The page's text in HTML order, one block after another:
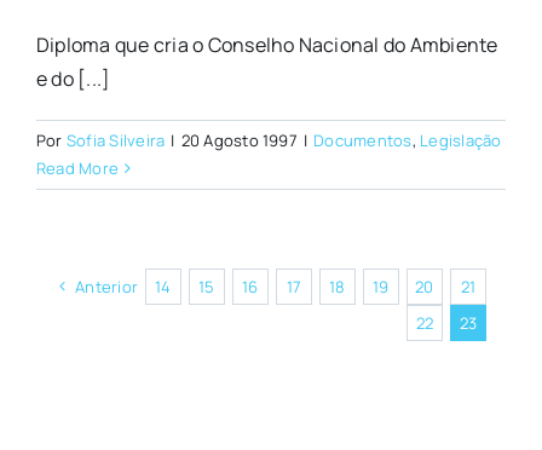
Diploma que cria o Conselho Nacional do Ambiente
e do [...]
Por Sofia Silveira | 20 Agosto 1997 | Documentos, Legislação
Read More
Anterior 14 15 16 17 18 19 20
21
22
23